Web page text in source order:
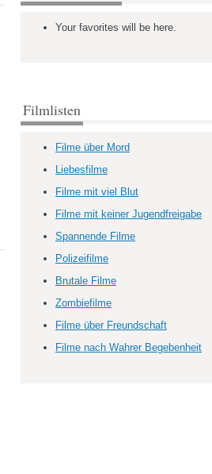
Your favorites will be here.
Filmlisten
Filme über Mord
Liebesfilme
Filme mit viel Blut
Filme mit keiner Jugendfreigabe
Spannende Filme
Polizeifilme
Brutale Filme
Zombiefilme
Filme über Freundschaft
Filme nach Wahrer Begebenheit